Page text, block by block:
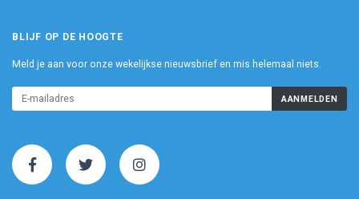
BLIJF OP DE HOOGTE
Meld je aan voor onze wekelijkse nieuwsbrief en mis helemaal niets.
AANMELDEN